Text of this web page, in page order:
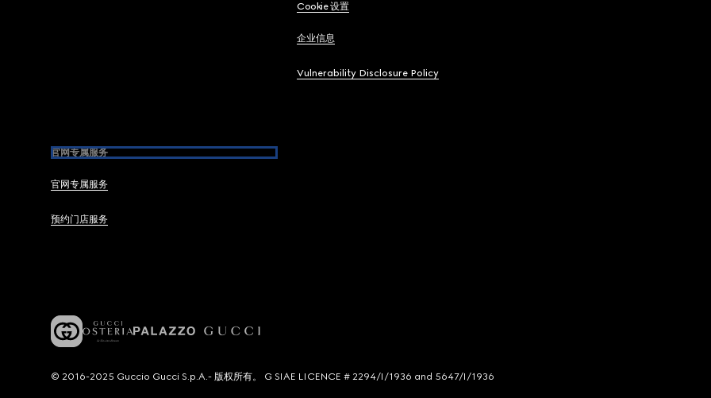
Cookie 设置
企业信息
Vulnerability Disclosure Policy
官网专属服务
官网专属服务
预约门店服务
© 2016-2025 Guccio Gucci S.p.A.- 版权所有。 G SIAE LICENCE # 2294/I/1936 and 5647/I/1936